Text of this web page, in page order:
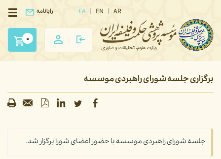
FA EN AR رایانامه
0
برگزاری جلسه شورای راهبردی موسسه
جلسه شورای راهبردی موسسه با حضور اعضای شورا برگزار شد.